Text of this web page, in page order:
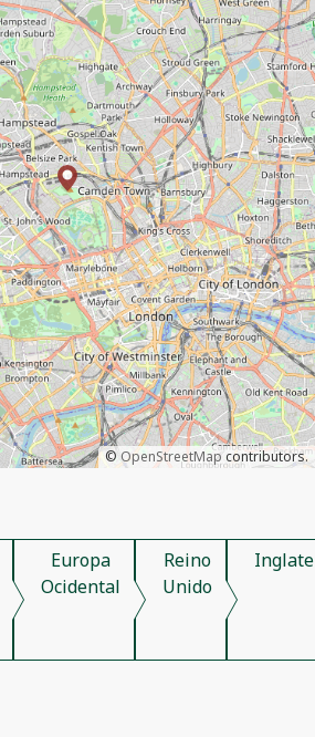
©OpenStreetMapcontributors.
Europa
Ocidental
Reino
Unido